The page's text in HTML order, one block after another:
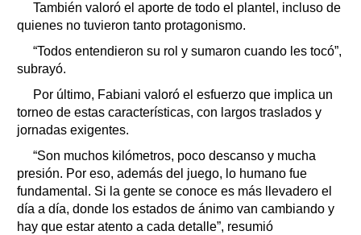
También valoró el aporte de todo el plantel, incluso de
quienes no tuvieron tanto protagonismo.
“Todos entendieron su rol y sumaron cuando les tocó”,
subrayó.
Por último, Fabiani valoró el esfuerzo que implica un
torneo de estas características, con largos traslados y
jornadas exigentes.
“Son muchos kilómetros, poco descanso y mucha
presión. Por eso, además del juego, lo humano fue
fundamental. Si la gente se conoce es más llevadero el
día a día, donde los estados de ánimo van cambiando y
hay que estar atento a cada detalle”, resumió